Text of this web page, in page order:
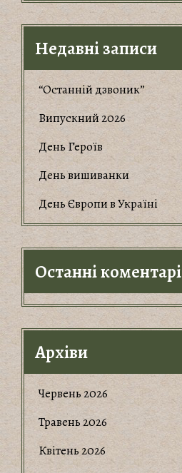
Недавні записи
“Останній дзвоник”
Випускний 2026
День Героїв
День вишиванки
День Європи в Україні
Останні коментарі
Архіви
Червень 2026
Травень 2026
Квітень 2026